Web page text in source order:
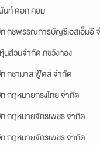
นท์ ดอท คอม
กชพรรณการบัญชีเอสเอ็มอี
นส่วนจำกัด กชวังทอง
กชามาส ฟู้ดส์ จำกัด
กฎหมายกรุงไทย จำกัด
กฎหมายจักรเพชร จำกัด
กฎหมายจักรเพชร จำกัด